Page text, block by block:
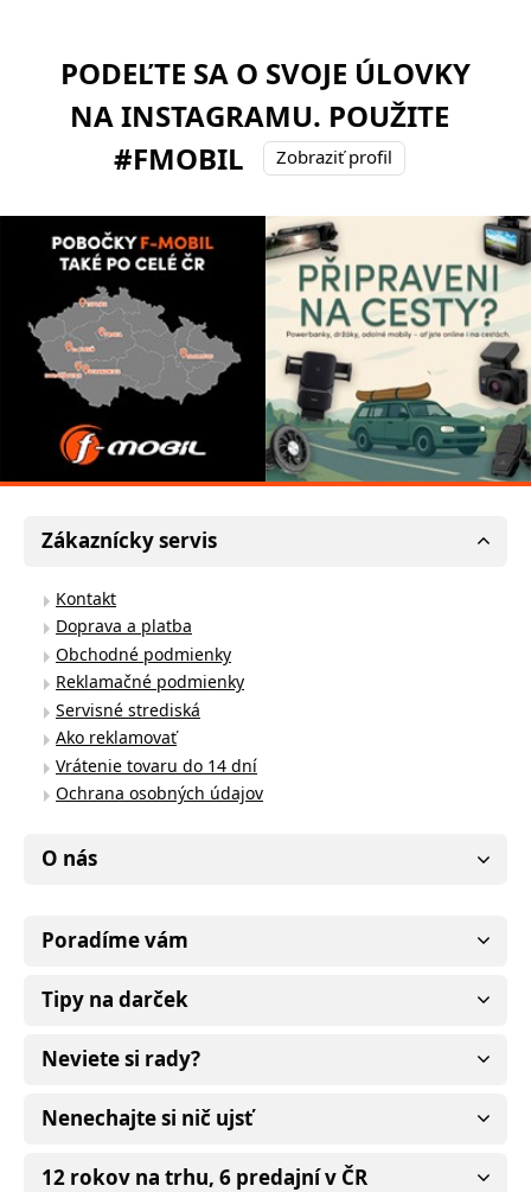
PODEĽTE SA O SVOJE ÚLOVKY
NA INSTAGRAMU. POUŽITE
#FMOBIL
Zobraziť profil
Zákaznícky servis
Kontakt
Doprava a platba
Obchodné podmienky
Reklamačné podmienky
Servisné strediská
Ako reklamovať
Vrátenie tovaru do 14 dní
Ochrana osobných údajov
O nás
Poradíme vám
Tipy na darček
Neviete si rady?
Nenechajte si nič ujsť
12 rokov na trhu, 6 predajní v ČR